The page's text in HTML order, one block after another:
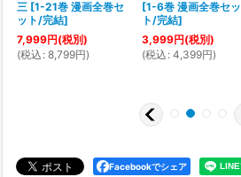
三 [1-21巻 漫画全巻セ
ット/完結]
7,999円(税別)
(税込 : 8,799円)
[1-6巻 漫画全巻セッ
ト/完結]
3,999円(税別)
(税込 : 4,399円)
Facebookでシェア